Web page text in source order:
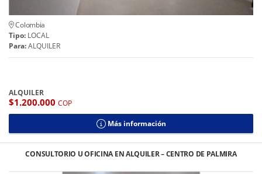
Colombia
Tipo: LOCAL
Para:ALQUILER
ALQUILER
$1.200.000 COP
Más información
CONSULTORIO U OFICINA EN ALQUILER – CENTRO DE PALMIRA